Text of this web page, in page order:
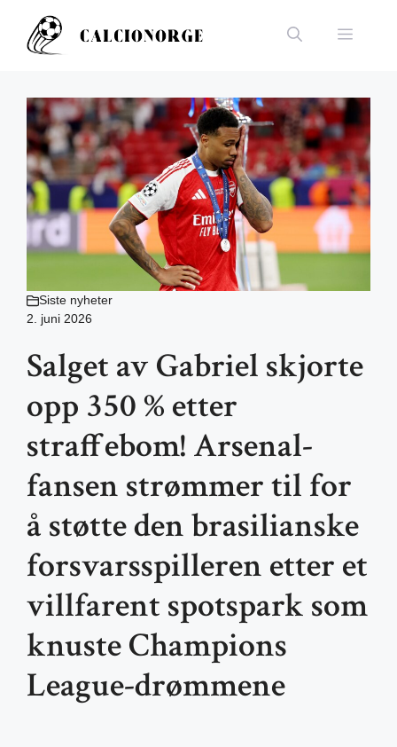
innhold
Meny
Siste nyheter
2. juni 2026
Salget av Gabriel skjorte
opp 350 % etter
straffebom! Arsenal-
fansen strømmer til for
å støtte den brasilianske
forsvarsspilleren etter et
villfarent spotspark som
knuste Champions
League-drømmene